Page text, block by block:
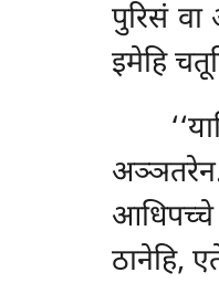
पुरिसं वा
इमेहि
अञ्ञतरेन.
आधिपच्चे
ठानेहि,